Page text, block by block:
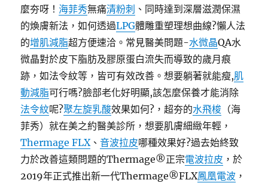
麼夯呀！ 海菲秀無痛清粉刺 、同時達到深層滋潤保濕
的煥膚新法，如何透過LPG體雕重塑理想曲線?懶人法
的增肌減脂超方便速洽。常見醫美問題-水微晶QA水
微晶對於皮下脂肪及膠原蛋白流失而導致的歲月痕
跡，如法令紋等，皆可有效改善。想要躺著就能瘦,肌
動減脂可行嗎?臉部老化好明顯,該怎麼保養才能消除
法令紋呢?聚左旋乳酸效果如何?，超夯的水飛梭 （海
菲秀）就在美之約醫美診所，想要肌膚細緻年輕，
Thermage FLX、音波拉皮哪種效果好?過去始終致
力於改善這類問題的Thermage®正宗電波拉皮 ，於
2019年正式推出新一代Thermage®FLX鳳凰電波 ，